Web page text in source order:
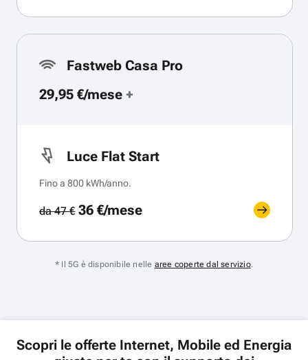
Fastweb Casa Pro
29,95 €/mese +
Luce Flat Start
Fino a 800 kWh/anno.
da 47 €36 €/mese
* Il 5G è disponibile nelle aree coperte dal servizio.
Scopri le offerte Internet, Mobile ed Energia